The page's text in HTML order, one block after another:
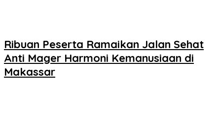
Ribuan Peserta Ramaikan Jalan Sehat
Anti Mager Harmoni Kemanusiaan di
Makassar